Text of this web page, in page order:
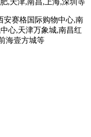
安赛格国际购物中心,南
心,天津万象城,南昌红
海壹方城等